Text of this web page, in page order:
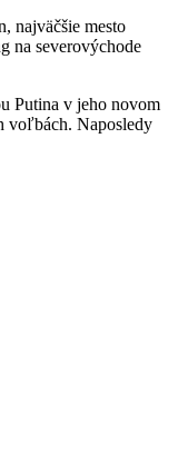
najväčšie mesto
na severovýchode
Putina v jeho novom
voľbách. Naposledy